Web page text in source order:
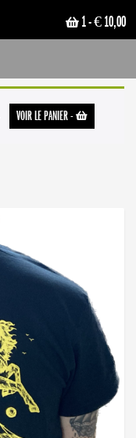
1- € 10,00
VOIR LE PANIER-